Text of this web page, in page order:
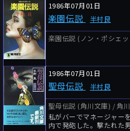
1986年07月01日
楽園伝説 半村良
楽園伝説 (ノン・ポシェ
1986年07月01日
聖母伝説 半村良
聖母伝説 (角川文庫) / 角
私がバーでマネージャー
内で発砲した。撃たれた